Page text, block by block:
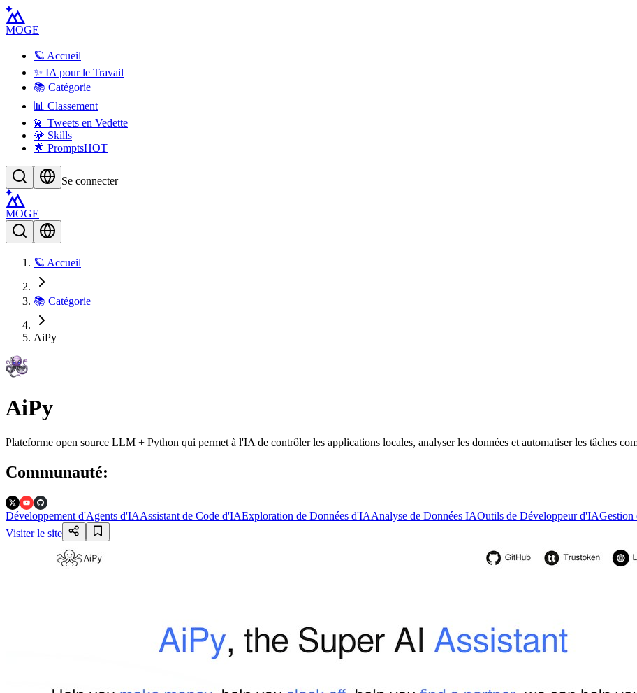
MOGE
🪐 Accueil
✨ IA pour le Travail
📚 Catégorie
📊 Classement
💫 Tweets en Vedette
💎 Skills
🌟 PromptsHOT
Se connecter
MOGE
🪐 Accueil
📚 Catégorie
AiPy
AiPy
Plateforme open source LLM + Python qui permet à l'IA de contrôler les applications locales, analyser les données et automatiser les tâches
Communauté:
Développement d'Agents d'IAAssistant de Code d'IAExploration de Données d'IAAnalyse de Données IAOutils de Développeur d'IAGestion
Visiter le site